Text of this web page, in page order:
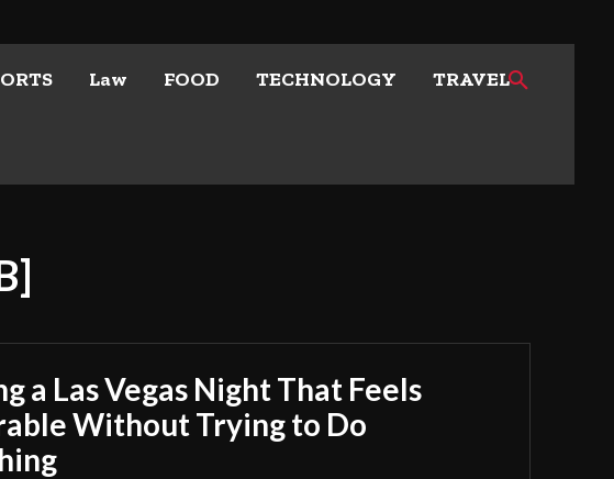
Law FOOD TECHNOLOGY TRAVEL
a Las Vegas Night That Feels
Without Trying to Do